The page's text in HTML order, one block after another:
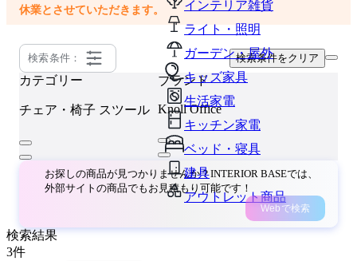
インテリア雑貨
ライト・照明
ガーデン・屋外
キッズ家具
生活家電
キッチン家電
ベッド・寝具
建具
アウトレット商品
休業とさせていただきます。
検索条件： 検索条件をクリア
カテゴリー
チェア・椅子 スツール
ブランド
Knoll Office
お探しの商品が見つかりませんか？INTERIOR BASEでは、
外部サイトの商品でもお見積もり可能です！
Webで検索
検索結果
3件